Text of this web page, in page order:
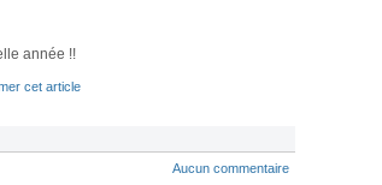
année !!
cet article
Aucun commentaire